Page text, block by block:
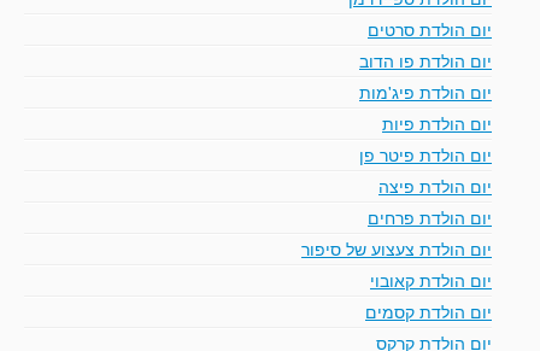
יום הולדת סרטים
יום הולדת פו הדוב
יום הולדת פיג'מות
יום הולדת פיות
יום הולדת פיטר פן
יום הולדת פיצה
יום הולדת פרחים
יום הולדת צעצוע של סיפור
יום הולדת קאובוי
יום הולדת קסמים
יום הולדת קרקס